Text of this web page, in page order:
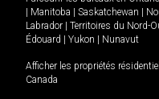
Manitoba Saskatchewan
Labrador
Territoires du Nord-
Édouard
Yukon Nunavut
Afficher les propriétés
Canada